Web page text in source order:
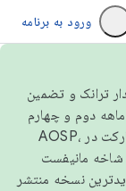
ورود به برنامه
ترانک و تضمین
دوم و چهارم
شاخه مانیفست
نسخه منتشر